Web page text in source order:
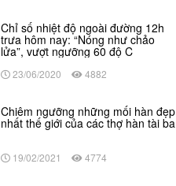
Chỉ số nhiệt độ ngoài đường 12h
trưa hôm nay: “Nóng như chảo
lửa”, vượt ngưỡng 60 độ C
23/06/2020 4882
Chiêm ngưỡng những mối hàn đẹp
nhất thế giới của các thợ hàn tài ba
19/02/2021 4774